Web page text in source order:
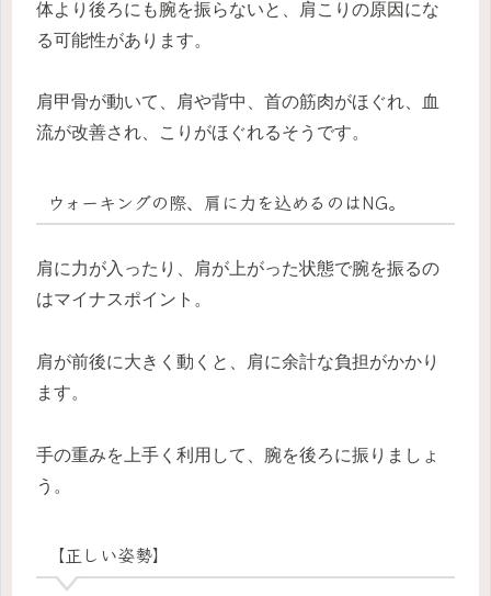
体より後ろにも腕を振らないと、肩こりの原因にな
る可能性があります。
肩甲骨が動いて、肩や背中、首の筋肉がほぐれ、血
流が改善され、こりがほぐれるそうです。
ウォーキングの際、肩に力を込めるのはNG。
肩に力が入ったり、肩が上がった状態で腕を振るの
はマイナスポイント。
肩が前後に大きく動くと、肩に余計な負担がかかり
ます。
手の重みを上手く利用して、腕を後ろに振りましょ
う。
【正しい姿勢】